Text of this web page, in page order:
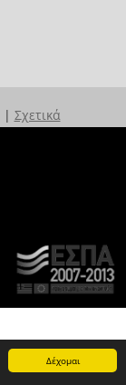
Δέχομαι
| Σχετικά